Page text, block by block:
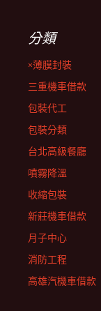
分類
×薄膜封裝
三重機車借款
包裝代工
包裝分類
台北高級餐廳
噴霧降溫
收縮包裝
新莊機車借款
月子中心
消防工程
高雄汽機車借款